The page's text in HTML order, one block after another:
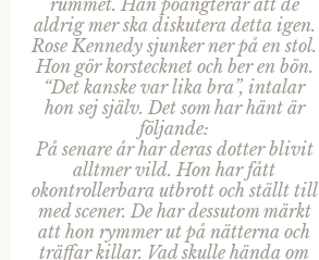
rummet. Han poängterar att de
aldrig mer ska diskutera detta igen.
Rose Kennedy sjunker ner på en stol.
Hon gör korstecknet och ber en bön.
“Det kanske var lika bra”, intalar
hon sej själv. Det som har hänt är
följande:
På senare år har deras dotter blivit
alltmer vild. Hon har fått
okontrollerbara utbrott och ställt till
med scener. De har dessutom märkt
att hon rymmer ut på nätterna och
träffar killar. Vad skulle hända om